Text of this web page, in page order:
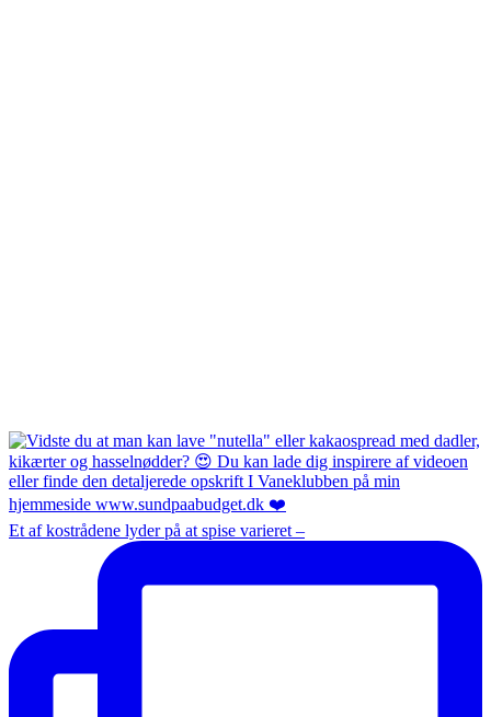
Et af kostrådene lyder på at spise varieret –